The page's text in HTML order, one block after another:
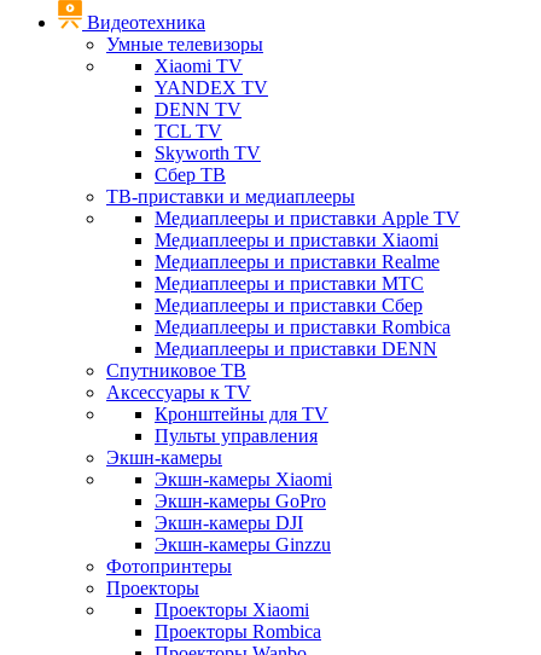
Видеотехника
Умные телевизоры
Xiaomi TV
YANDEX TV
DENN TV
TCL TV
Skyworth TV
Сбер ТВ
ТВ-приставки и медиаплееры
Медиаплееры и приставки Apple TV
Медиаплееры и приставки Xiaomi
Медиаплееры и приставки Realme
Медиаплееры и приставки МТС
Медиаплееры и приставки Сбер
Медиаплееры и приставки Rombica
Медиаплееры и приставки DENN
Спутниковое ТВ
Аксессуары к TV
Кронштейны для TV
Пульты управления
Экшн-камеры
Экшн-камеры Xiaomi
Экшн-камеры GoPro
Экшн-камеры DJI
Экшн-камеры Ginzzu
Фотопринтеры
Проекторы
Проекторы Xiaomi
Проекторы Rombica